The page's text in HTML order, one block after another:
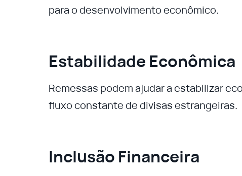
para o desenvolvimento econômico.
Estabilidade Econômica
Remessas podem ajudar a estabilizar
fluxo constante de divisas estrangeiras.
Inclusão Financeira